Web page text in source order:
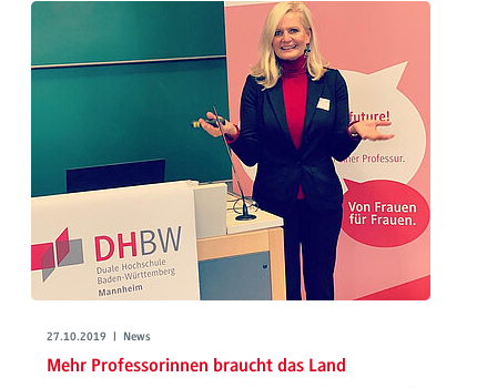
27.10.2019 | News
Mehr Professorinnen braucht das Land